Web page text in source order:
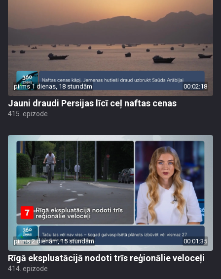
pirms 1 dienas, 18 stundām 00:02:18
Jauni draudi Persijas līcī ceļ naftas cenas
415. epizode
pirms 2 dienām, 15 stundām 00:01:35
Rīgā ekspluatācijā nodoti trīs reģionālie veloceļi
414. epizode